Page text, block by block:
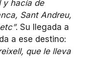
y hacía de
Sant Andreu,
. Su llegada a
a ese destino:
que le lleva